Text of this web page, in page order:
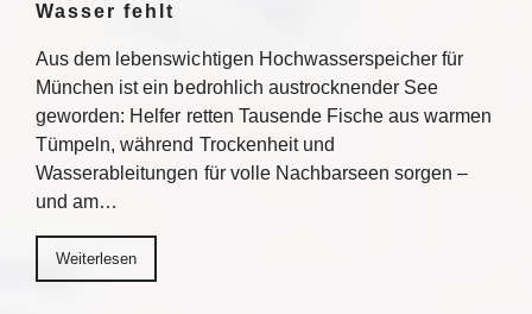
Wasser fehlt
Aus dem lebenswichtigen Hochwasserspeicher für
München ist ein bedrohlich austrocknender See
geworden: Helfer retten Tausende Fische aus warmen
Tümpeln, während Trockenheit und
Wasserableitungen für volle Nachbarseen sorgen –
und am…
Weiterlesen